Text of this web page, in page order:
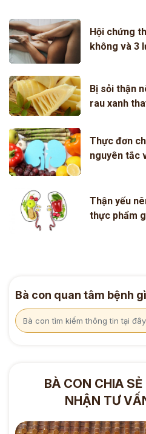
Hội chứng
không và 3
Bị sỏi thận
rau xanh
Thực đơn
nguyên tắc
Thận yếu
thực phẩm
Bà con quan tâm bệnh
BÀ CON CHIA SẺ
NHẬN TƯ